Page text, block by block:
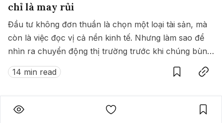
chỉ là may rủi
Đầu tư không đơn thuần là chọn một loại tài sản, mà
còn là việc đọc vị cả nền kinh tế. Nhưng làm sao để
nhìn ra chuyển động thị trường trước khi chúng bùng
nổ? Mô hình 4-3-2 dưới đây có thể thay đổi hoàn
toàn góc nhìn của bạn.
14 min read
SaveCopy link